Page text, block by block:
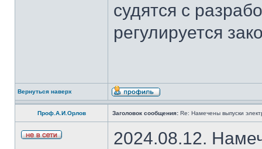
судятся с
регулируется
Вернуться наверх
Проф.А.И.Орлов Заголовок сообщения: Re: Намечены выпуски
2024.08.12.